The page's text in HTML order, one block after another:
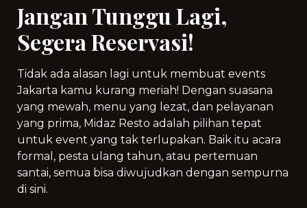
Jangan Tunggu Lagi,
Segera Reservasi!
Tidak ada alasan lagi untuk membuat events
Jakarta kamu kurang meriah! Dengan suasana
yang mewah, menu yang lezat, dan pelayanan
yang prima, Midaz Resto adalah pilihan tepat
untuk event yang tak terlupakan. Baik itu acara
formal, pesta ulang tahun, atau pertemuan
santai, semua bisa diwujudkan dengan sempurna
di sini.